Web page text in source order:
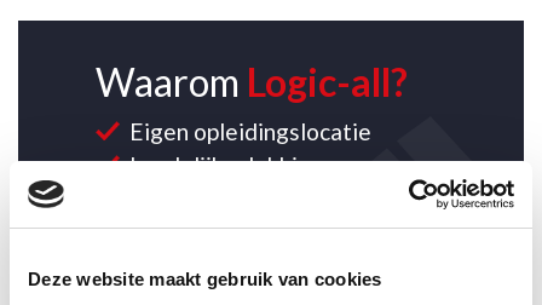
Deze website maakt gebruik van cookies
Waarom Logic-all?
Eigen opleidingslocatie
Landelijke dekking